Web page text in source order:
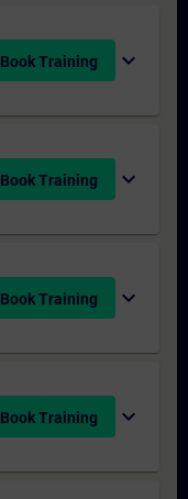
Book Training expand_more
Book Training expand_more
Book Training expand_more
Book Training expand_more